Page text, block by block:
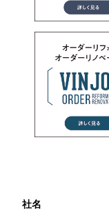
社名